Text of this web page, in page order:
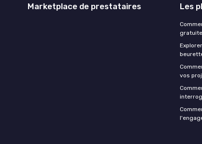
Marketplace de prestataires Les
vos